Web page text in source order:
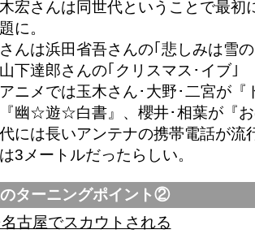
宏さんは同世代ということで最初
に。
んは浜田省吾さんの｢悲しみは雪
下達郎さんの｢クリスマス･イブ｣
ニメでは玉木さん･大野･二宮が『
幽☆遊☆白書』、櫻井･相葉が『
には長いアンテナの携帯電話が流
3メートルだったらしい。
のターニングポイント②
古屋でスカウトされる